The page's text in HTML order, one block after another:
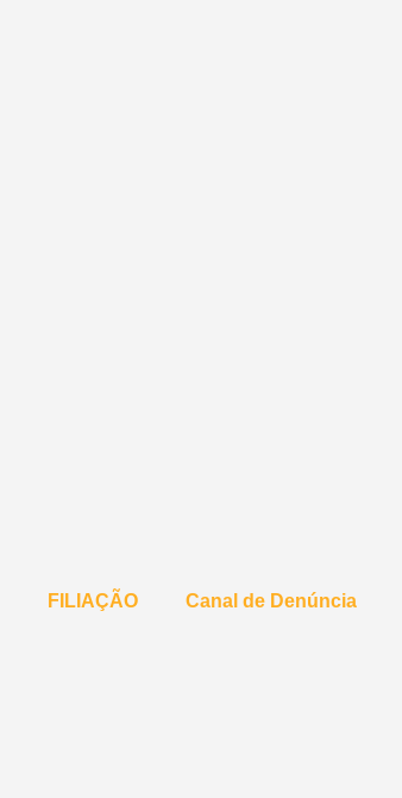
FILIAÇÃO Canal de Denúncia